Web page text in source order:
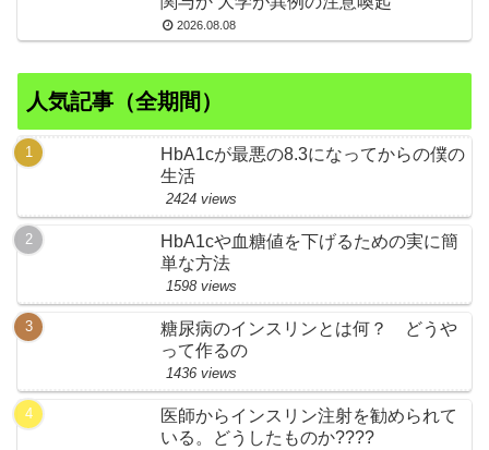
2026.08.08
人気記事（全期間）
HbA1cが最悪の8.3になってからの僕の
生活
2424 views
HbA1cや血糖値を下げるための実に簡
単な方法
1598 views
糖尿病のインスリンとは何？ どうや
って作るの
1436 views
医師からインスリン注射を勧められて
いる。どうしたものか????